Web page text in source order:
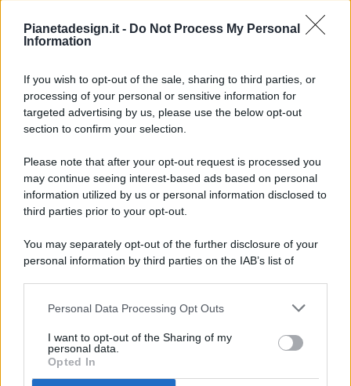
Pianetadesign.it - Do Not Process My Personal
Information
If you wish to opt-out of the sale, sharing to third parties, or
processing of your personal or sensitive information for
targeted advertising by us, please use the below opt-out
section to confirm your selection.
Please note that after your opt-out request is processed you
may continue seeing interest-based ads based on personal
information utilized by us or personal information disclosed to
third parties prior to your opt-out.
You may separately opt-out of the further disclosure of your
personal information by third parties on the IAB’s list of
This information may also be disclosed by us to third parties
disclose it to other third parties.
Personal Data Processing Opt Outs
I want to opt-out of the Sharing of my
personal data.
Opted In
© 2026 - Pianeta Design - P.IVA 04827280654 - Testata
Registrata Al Tribunale Di Nocera Inferiore N. 8/2020 - RG N.
ISCRIZIONE AL ROC N. 35792 – ISCRITTA ALL’ANSO
(ASSOCIAZIONE NAZIONALE STAMPA ONLINE)
PREFERENZE PRIVACY